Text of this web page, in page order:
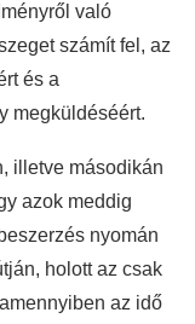
való
számít fel, az
és a
megküldéséért.
illetve másodikán
azok meddig
nyomán
holott az csak
az idő